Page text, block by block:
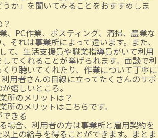
か」を聞いてみることをおすすめしま
、PC作業、ポスティング、清掃、農業な
それは事業所によって違います。また、
て、生活支援員や職業指導員がいて利用
てくれることが挙げられます。面談で利
り聴いてくれたり、作業について丁寧に
用者さんの目線に立ってたくさんのサポ
嬉しいところ。
所のメリットは？
所のメリットはこちらです。
できる
場合、利用者の方は事業所と雇用契約を
上の給与を得ることができます。まとま